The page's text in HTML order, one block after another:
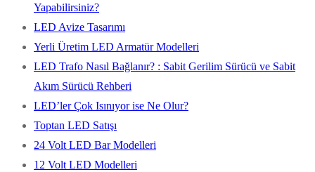
Yapabilirsiniz?
LED Avize Tasarımı
Yerli Üretim LED Armatür Modelleri
LED Trafo Nasıl Bağlanır? : Sabit Gerilim Sürücü ve Sabit
Akım Sürücü Rehberi
LED’ler Çok Isınıyor ise Ne Olur?
Toptan LED Satışı
24 Volt LED Bar Modelleri
12 Volt LED Modelleri